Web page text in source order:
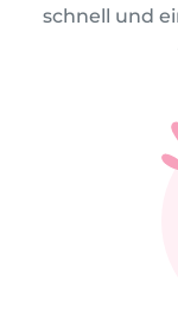
schnell und